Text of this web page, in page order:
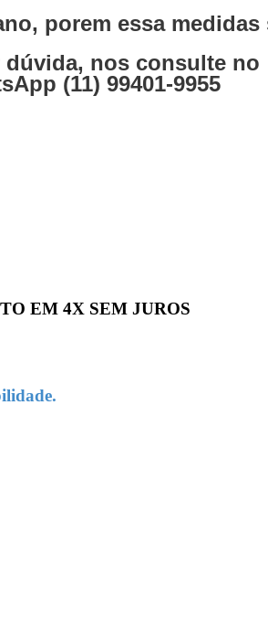
porem essa
dúvida, nos consulte no
(11) 99401-9955
EM 4X SEM JUROS